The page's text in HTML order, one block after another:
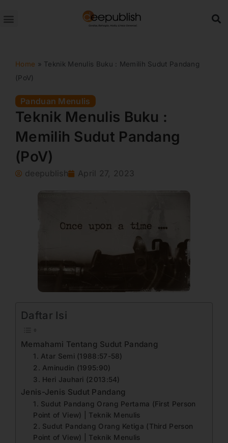
ke
Home » Teknik Menulis Buku : Memilih Sudut Pandang
(PoV)
Panduan Menulis
Teknik Menulis Buku :
Memilih Sudut Pandang
(PoV)
deepublish April 27, 2023
Daftar Isi
Memahami Tentang Sudut Pandang
1. Atar Semi (1988:57-58)
2. Aminudin (1995:90)
3. Heri Jauhari (2013:54)
Jenis-Jenis Sudut Pandang
1. Sudut Pandang Orang Pertama (First Person
Point of View) | Teknik Menulis
2. Sudut Pandang Orang Ketiga (Third Person
Point of View) | Teknik Menulis